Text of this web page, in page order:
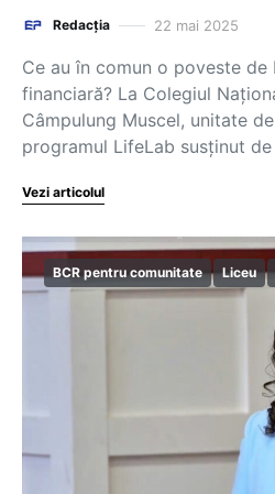
Redacția 22 mai 2025
Ce au în comun o poveste de
financiară? La Colegiul
Câmpulung Muscel, unitate
programul LifeLab susținut
Vezi articolul
BCR pentru comunitate Liceu